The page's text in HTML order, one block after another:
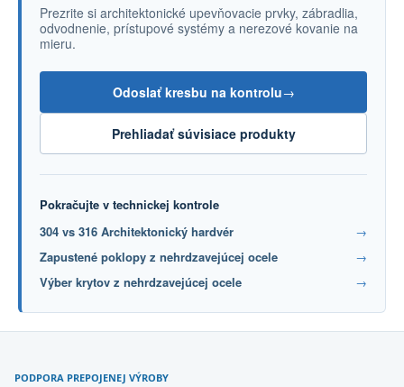
Prezrite si architektonické upevňovacie prvky, zábradlia,
odvodnenie, prístupové systémy a nerezové kovanie na
mieru.
Odoslať kresbu na kontrolu→
Prehliadať súvisiace produkty
Pokračujte v technickej kontrole
304 vs 316 Architektonický hardvér
→
Zapustené poklopy z nehrdzavejúcej ocele
→
Výber krytov z nehrdzavejúcej ocele
→
PODPORA PREPOJENEJ VÝROBY